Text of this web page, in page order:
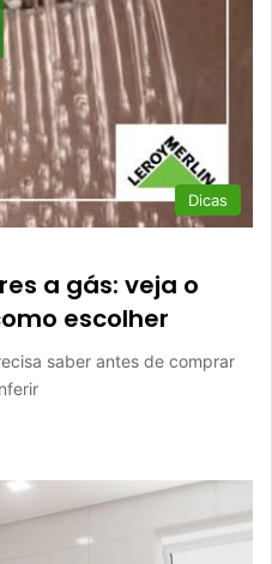
Dicas
a gás: veja o
escolher
saber antes de comprar